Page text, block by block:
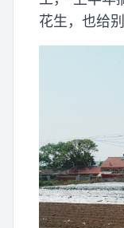
花生，也给